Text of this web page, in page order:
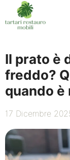
al
contenuto
Il prato è
freddo?
quando è
17 Dicembre